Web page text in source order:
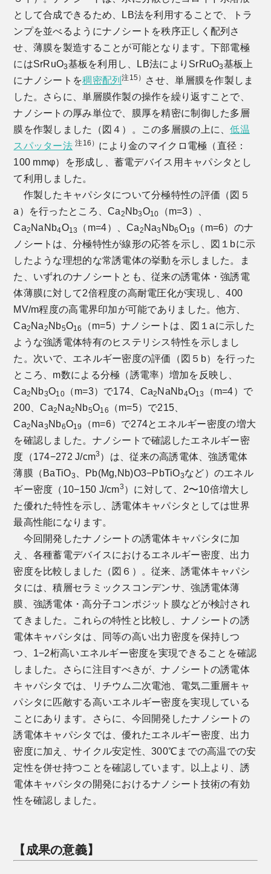
として合成できるため、LB法を利用することで、トラ
ンプを並べるようにナノシートを秩序正しく配列さ
せ、薄膜を製造することが可能となります。下部電極
にはSrRuO3基板を利用し、LB法によりSrRuO3基板上
にナノシートを稠密配列注15）
させ、単層膜を作製しま
した。さらに、単層膜作製の操作を繰り返すことで、
ナノシートの厚み単位で、膜厚を精密に制御した多層
膜を作製しました（図４）。この多層膜の上に、低温
スパッター法 注16） により金のマイクロ電極（直径：
100 mmφ）を形成し、蓄電デバイス用キャパシタとし
て利用しました。
作製したキャパシタについて分極特性の評価（図５
a）を行ったところ、Ca2 Nb3O10
（m=3）、
Ca2 NaNb4O13 （m=4）、Ca2 Na3 Nb6O19
（m=6）のナ
ノシートは、分極特性が線形の応答を示し、図１bに示
したような理想的な常誘電体の挙動を示しました。ま
た、いずれのナノシートとも、従来の誘電体・強誘電
体薄膜に対して2倍程度の高耐電圧化が実現し、400
MV/m程度の高電界印加が可能でありました。他方、
Ca2 Na2 Nb5O16
（m=5）ナノシートは、図１aに示した
ような強誘電体特有のヒステリシス特性を示しまし
た。次いで、エネルギー密度の評価（図５b）を行った
ところ、m数による分極（誘電率）増加を反映し、
Ca2 Nb3O10（m=3）で174、Ca2 NaNb4O13
（m=4）で
200、Ca2 Na2 Nb5O16
（m=5）で215、
Ca2 Na3 Nb6O19
（m=6）で274とエネルギー密度の増大
を確認しました。ナノシートで確認したエネルギー密
度（174−272 J/cm3 ）は、従来の高誘電体、強誘電体
薄膜（BaTiO3 、Pb(Mg,Nb)O3−PbTiO3など）のエネル
ギー密度（10−150 J/cm3 ）に対して、2〜10倍増大し
た優れた特性を示し、誘電体キャパシタとしては世界
最高性能になります。
今回開発したナノシートの誘電体キャパシタに加
え、各種蓄電デバイスにおけるエネルギー密度、出力
密度を比較しました（図６）。従来、誘電体キャパシ
タには、積層セラミックスコンデンサ、強誘電体薄
膜、強誘電体・高分子コンポジット膜などが検討され
てきました。これらの特性と比較し、ナノシートの誘
電体キャパシタは、同等の高い出力密度を保持しつ
つ、1−2桁高いエネルギー密度を実現できることを確認
しました。さらに注目すべきが、ナノシートの誘電体
キャパシタでは、リチウム二次電池、電気二重層キャ
パシタに匹敵する高いエネルギー密度を実現している
ことにあります。さらに、今回開発したナノシートの
誘電体キャパシタでは、優れたエネルギー密度、出力
密度に加え、サイクル安定性、300℃までの高温での安
定性を併せ持つことを確認しています。以上より、誘
電体キャパシタの開発におけるナノシート技術の有効
性を確認しました。
【成果の意義】